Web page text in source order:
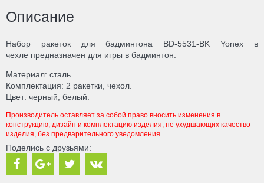
Описание
Набор ракеток для бадминтона BD-5531-BK Yonex в
чехле предназначен для игры в бадминтон.
Материал: сталь.
Комплектация: 2 ракетки, чехол.
Цвет: черный, белый.
Производитель оставляет за собой право вносить изменения в
конструкцию, дизайн и комплектацию изделия, не ухудшающих качество
изделия, без предварительного уведомления.
Поделись с друзьями: